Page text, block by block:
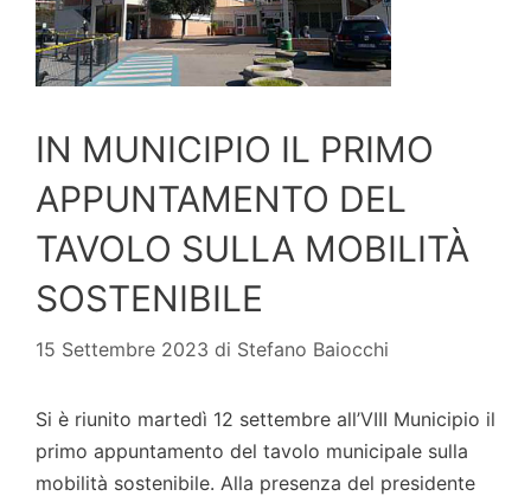
IN MUNICIPIO IL PRIMO
APPUNTAMENTO DEL
TAVOLO SULLA MOBILITÀ
SOSTENIBILE
15 Settembre 2023 di Stefano Baiocchi
Si è riunito martedì 12 settembre all’VIII Municipio il
primo appuntamento del tavolo municipale sulla
mobilità sostenibile. Alla presenza del presidente